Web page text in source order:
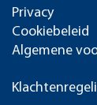
Privacy
Cookiebeleid
Algemene